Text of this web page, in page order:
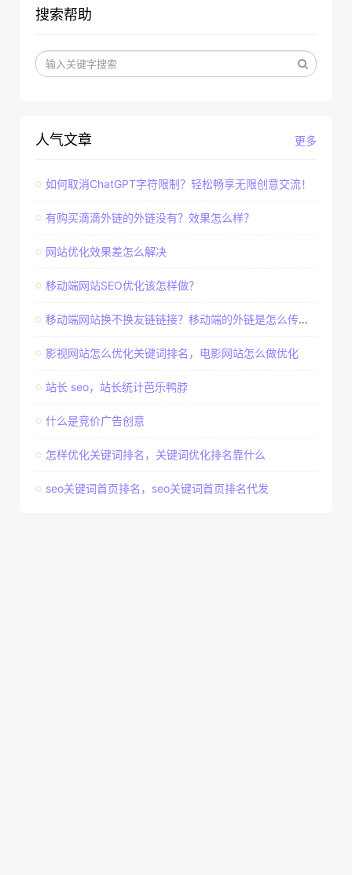
搜索帮助
更多
人气文章
如何取消ChatGPT字符限制？轻松畅享无限创意交流！
有购买滴滴外链的外链没有？效果怎么样？
网站优化效果差怎么解决
移动端网站SEO优化该怎样做？
移动端网站换不换友链链接？移动端的外链是怎么传递权重的
影视网站怎么优化关键词排名，电影网站怎么做优化
站长 seo，站长统计芭乐鸭脖
什么是竞价广告创意
怎样优化关键词排名，关键词优化排名靠什么
seo关键词首页排名，seo关键词首页排名代发